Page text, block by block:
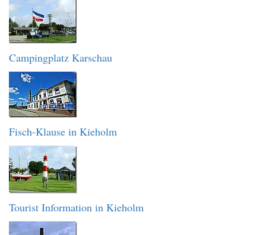
Campingplatz Karschau
Fisch-Klause in Kieholm
Tourist Information in Kieholm